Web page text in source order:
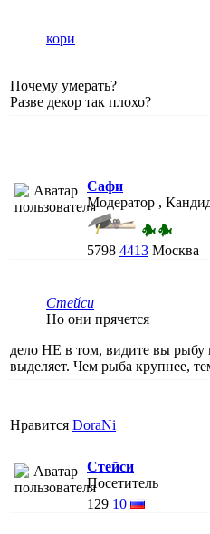
кори
Почему умерать?
Разве декор так плохо?
Сафи
Модератор ,
5798 4413 Москва
Стейси
Но они прячется
дело НЕ в том, видите вы рыбу
выделяет. Чем рыба крупнее,
Нравится DoraNi
Стейси
Посетитель
129 10